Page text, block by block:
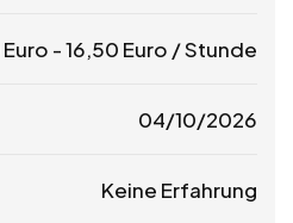
Euro -16,50 Euro / Stunde
04/10/2026
Keine Erfahrung